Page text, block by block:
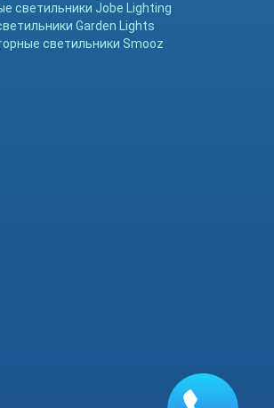
светильники Jobe Lighting
Garden Lights
светильники Smooz